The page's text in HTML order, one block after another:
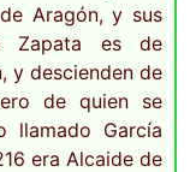
Aragón, y sus
Zapata es de
y descienden de
de quien se
llamado García
era Alcaide de